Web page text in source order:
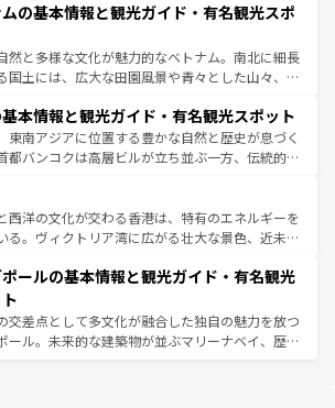
ほしい。
いと評判のスイーツなど、バラエティ豊かな料理
しい。
に足を延ばせば四季折々の自然美を楽しむことが
そして、キムチや焼肉、絶品のストリートフード
まざまな韓国料理が待っている。夜には、韓国な
ナイトライフも堪能できる。あたたかいホスピタ
わってみてほしい。 なお、新着の韓国情報はコンテンツ一
してほしい。
の基本情報と観光ガイド・有名観光スポ
然と多様な文化が魅力的なベトナム。南北に細長
国土には、広大な田園風景や青々とした山々、世
展と共に伝統が息づく。ハノイの古い町並みやホ
市のフランス統治時代の建物も、独特の雰囲気を
ている。また、バラエティの豊かさとおいしさで
ォーやバインミー、ベトナムコーヒーなどは、ぜ
味わいたい。どの地域を訪れてもあたたかい人々
を迎えてくれるので、きっと忘れられない旅にな
ほしい。
本情報と観光ガイド・有名観光スポット
東南アジアに位置する豊かな自然と歴史が息づく
都バンコクは高層ビルが立ち並ぶ一方、伝統的な
交差している。北部ではチェンマイなどの山岳地
と触れ合い、南部ではプーケットやクラビの美し
でリゾート気分を楽しむことができる。タイ料理
気候は一年中温暖で、どの季節にも異なる楽しみ
いる。親しみやすいタイの人々、仏教を中心とし
そして多様な観光資源が、訪れる旅人を魅了し続
ける。 なお、新着のタイ情報はコンテンツ一覧を参照して
西洋の文化が交わる香港は、特有のエネルギーを
る。ヴィクトリア湾に広がる壮大な景色、近未来
を訪れても感動するはず。観光スポットが密集し
効率よく見どころを回れるのも魅力。息をのむよ
から文化的な体験まで、香港を存分に楽しみ尽く
う。 なお、新着の香港情報はコンテンツ一覧を参照して
ールの基本情報と観光ガイド・有名観光
交差点として多文化が融合した独自の魅力を放つ
ール。未来的な建築物が並ぶマリーナベイ、歴史